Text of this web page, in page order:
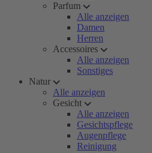
Parfum
Alle anzeigen
Damen
Herren
Accessoires
Alle anzeigen
Sonstiges
Natur
Alle anzeigen
Gesicht
Alle anzeigen
Gesichtspflege
Augenpflege
Reinigung